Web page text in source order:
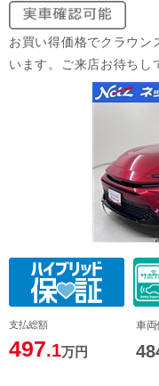
お買い得価格でクラウン
います。ご来店お待ち
支払総額
497.1万円
車両